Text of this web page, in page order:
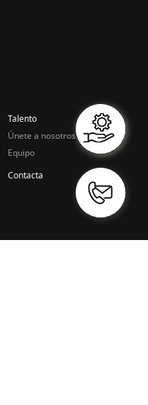
Talento
Únete a nosotros
Equipo
Contacta